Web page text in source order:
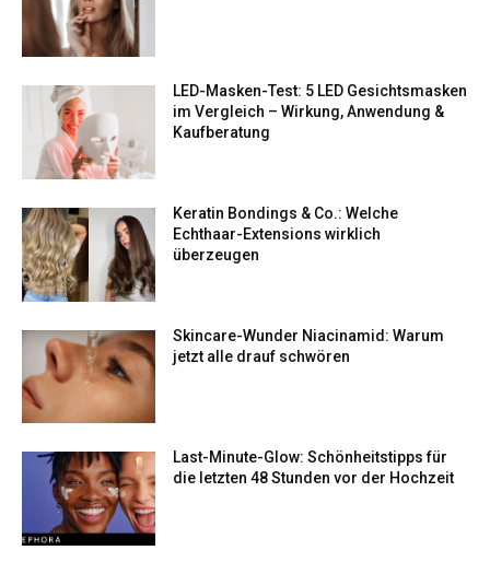
LED-Masken-Test: 5 LED Gesichtsmasken
im Vergleich – Wirkung, Anwendung &
Kaufberatung
Keratin Bondings & Co.: Welche
Echthaar-Extensions wirklich
überzeugen
Skincare-Wunder Niacinamid: Warum
jetzt alle drauf schwören
Last-Minute-Glow: Schönheitstipps für
die letzten 48 Stunden vor der Hochzeit